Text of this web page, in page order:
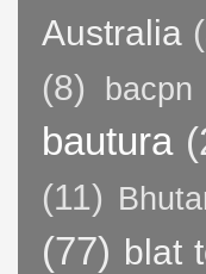
Australia
(8) bacpn
bautura
(11)
(77) blat